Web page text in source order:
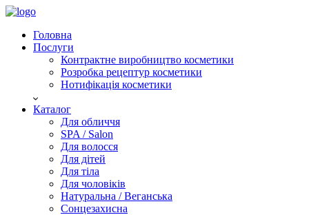
Головна
Послуги
Контрактне виробництво косметики
Розробка рецептур косметики
Нотифікація косметики
Каталог
Для обличчя
SPA / Salon
Для волосся
Для дітей
Для тіла
Для чоловіків
Натуральна / Веганська
Сонцезахисна